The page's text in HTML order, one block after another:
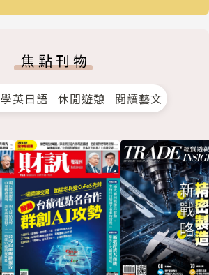
焦點刊物
學英日語 休閒遊憩 閱讀藝文